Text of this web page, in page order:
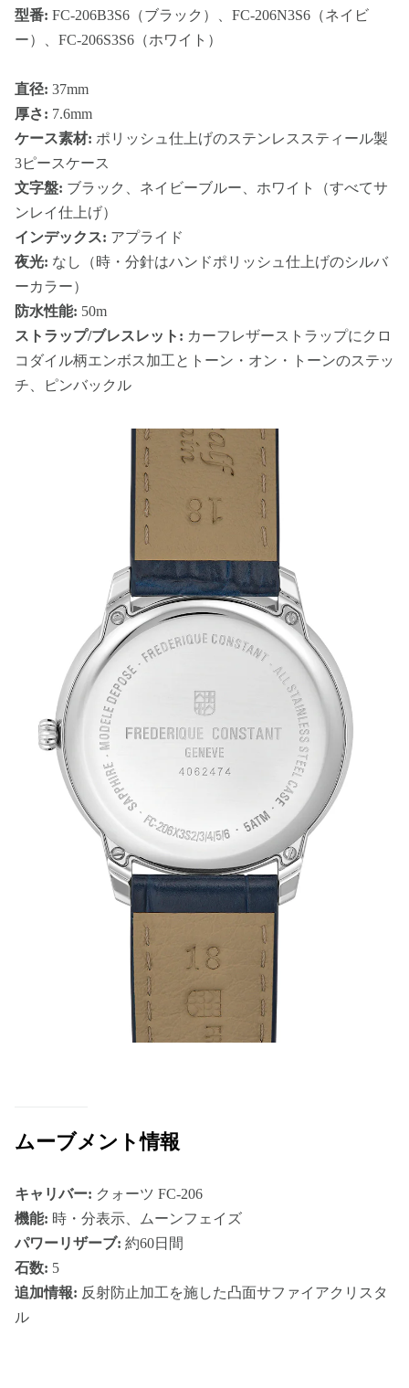
型番: FC-206B3S6（ブラック）、FC-206N3S6（ネイビ
ー）、FC-206S3S6（ホワイト）
直径: 37mm
厚さ: 7.6mm
ケース素材: ポリッシュ仕上げのステンレススティール製
3ピースケース
文字盤: ブラック、ネイビーブルー、ホワイト（すべてサ
ンレイ仕上げ）
インデックス: アプライド
夜光: なし（時・分針はハンドポリッシュ仕上げのシルバ
ーカラー）
防水性能: 50m
ストラップ/ブレスレット: カーフレザーストラップにクロ
コダイル柄エンボス加工とトーン・オン・トーンのステッ
チ、ピンバックル
ムーブメント情報
キャリバー: クォーツ FC-206
機能: 時・分表示、ムーンフェイズ
パワーリザーブ: 約60日間
石数: 5
追加情報: 反射防止加工を施した凸面サファイアクリスタ
ル